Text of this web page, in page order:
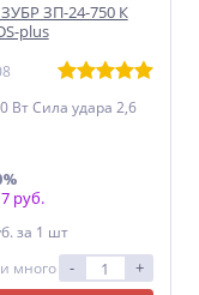
ЗП-24-750 К
plus
Вт Сила удара 2,6
руб.
за 1 шт
много
- +